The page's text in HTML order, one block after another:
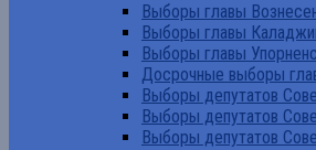
Выборы главы
Выборы главы
Выборы главы
Досрочные выборы
Выборы депутатов
Выборы депутатов
Выборы депутатов